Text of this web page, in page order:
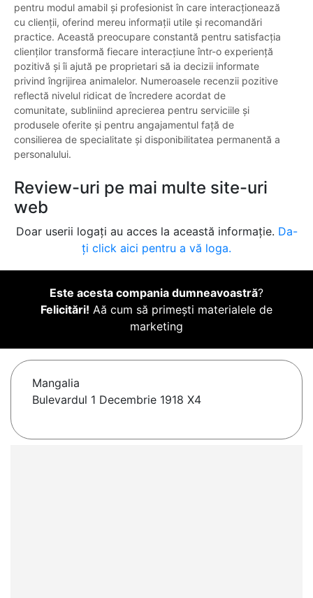
pentru modul amabil și profesionist în care interacționează
cu clienții, oferind mereu informații utile și recomandări
practice. Această preocupare constantă pentru satisfacția
clienților transformă fiecare interacțiune într-o experiență
pozitivă și îi ajută pe proprietari să ia decizii informate
privind îngrijirea animalelor. Numeroasele recenzii pozitive
reflectă nivelul ridicat de încredere acordat de
comunitate, subliniind aprecierea pentru serviciile și
produsele oferite și pentru angajamentul față de
consilierea de specialitate și disponibilitatea permanentă a
personalului.
Review-uri pe mai multe site-uri
web
Doar userii logați au acces la această informație. Da-
ți click aici pentru a vă loga.
Este acesta compania dumneavoastră?
Felicitări! Aă cum să primești materialele de
marketing
Mangalia
Bulevardul 1 Decembrie 1918 X4